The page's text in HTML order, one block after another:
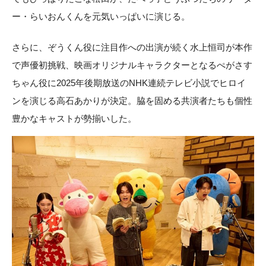
ー・らいおんくんを元気いっぱいに演じる。
さらに、ぞうくん役に注目作への出演が続く水上恒司が本作
で声優初挑戦、映画オリジナルキャラクターとなるぺがさす
ちゃん役に2025年後期放送のNHK連続テレビ小説でヒロイ
ンを演じる高石あかりが決定。脇を固める共演者たちも個性
豊かなキャストが勢揃いした。